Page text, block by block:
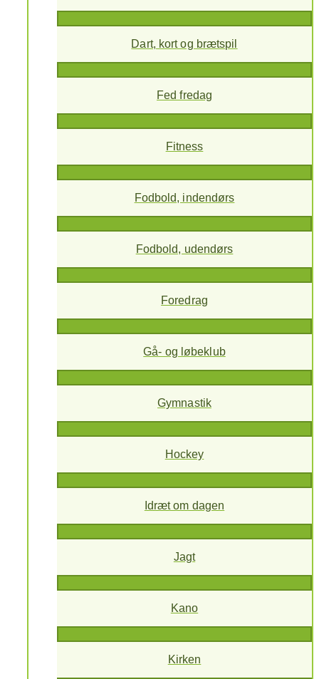
Dart, kort og brætspil
Fed fredag
Fitness
Fodbold, indendørs
Fodbold, udendørs
Foredrag
Gå- og løbeklub
Gymnastik
Hockey
Idræt om dagen
Jagt
Kano
Kirken